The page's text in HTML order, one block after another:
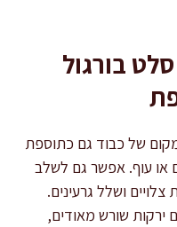
סלט בורגול
של כבוד גם כתוספת
או עוף. אפשר גם לשלב
ושלל גרעינים.
ירקות שורש מאודים,